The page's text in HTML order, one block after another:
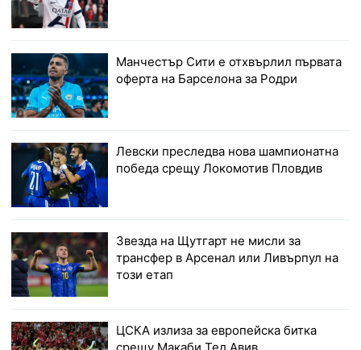
Манчестър Сити е отхвърлил първата
оферта на Барселона за Родри
Левски преследва нова шампионатна
победа срещу Локомотив Пловдив
Звезда на Щутгарт не мисли за
трансфер в Арсенал или Ливърпул на
този етап
ЦСКА излиза за европейска битка